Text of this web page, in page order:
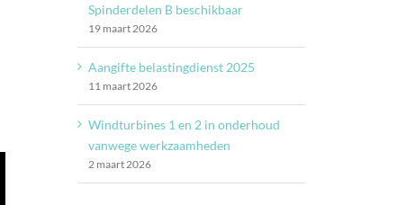
Spinderdelen B beschikbaar
19 maart 2026
Aangifte belastingdienst 2025
11 maart 2026
Windturbines 1 en 2 in onderhoud
vanwege werkzaamheden
2 maart 2026